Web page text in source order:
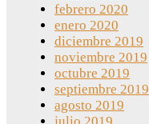
febrero 2020
enero 2020
diciembre 2019
noviembre 2019
octubre 2019
septiembre 2019
agosto 2019
julio 2019